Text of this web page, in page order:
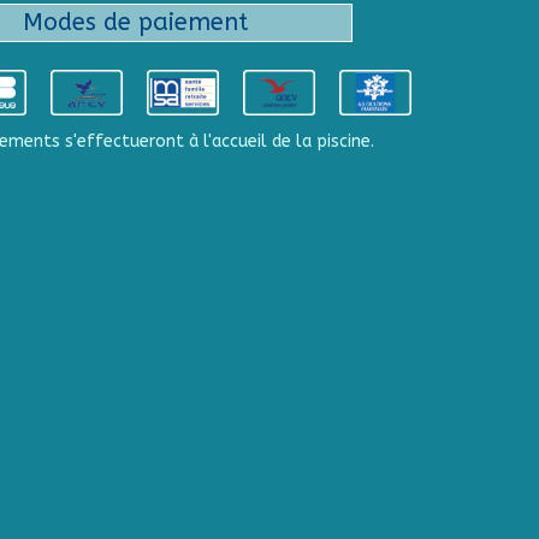
Modes de paiement
s'effectueront à l'accueil de la piscine.